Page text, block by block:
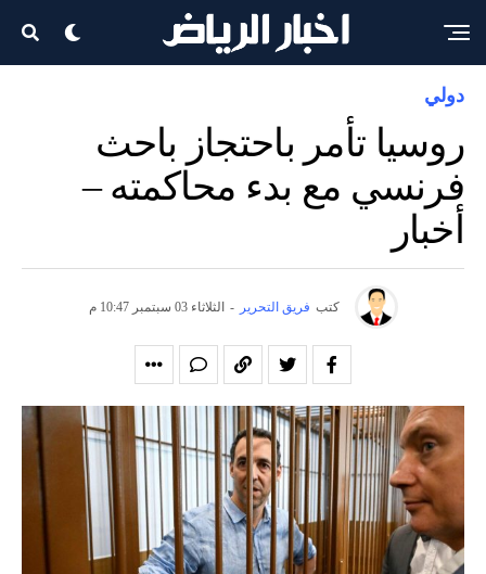
دولي
روسيا تأمر باحتجاز باحث
فرنسي مع بدء محاكمته –
أخبار
كتب فريق التحرير - الثلاثاء 03 سبتمبر 10:47 م